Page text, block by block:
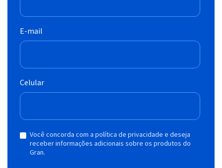
E-mail
Celular
Você concorda com a política de privacidade e deseja
receber informações adicionais sobre os produtos do
Gran.